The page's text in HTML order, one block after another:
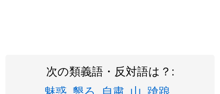
次の類義語・反対語は？: